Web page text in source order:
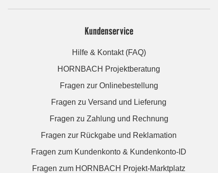
Kundenservice
Hilfe & Kontakt (FAQ)
HORNBACH Projektberatung
Fragen zur Onlinebestellung
Fragen zu Versand und Lieferung
Fragen zu Zahlung und Rechnung
Fragen zur Rückgabe und Reklamation
Fragen zum Kundenkonto & Kundenkonto-ID
Fragen zum HORNBACH Projekt-Marktplatz